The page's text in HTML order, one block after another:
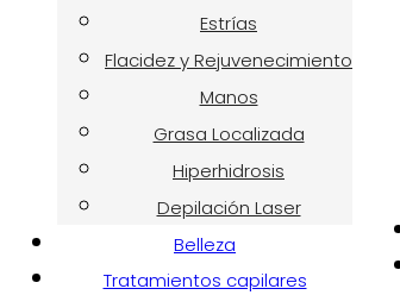
Estrías
Flacidez y Rejuvenecimiento
Manos
Grasa Localizada
Hiperhidrosis
Depilación Laser
Belleza
Tratamientos capilares